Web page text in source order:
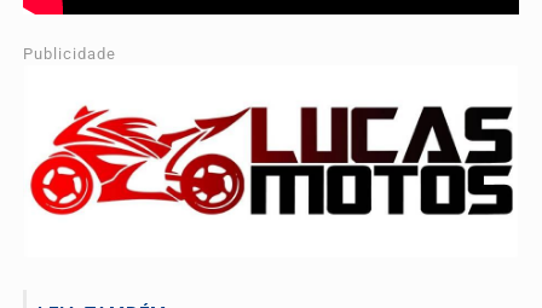
Publicidade